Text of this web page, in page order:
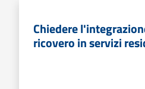
Chiedere
ricovero in servizi